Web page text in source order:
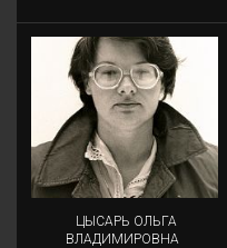
ЦЫСАРЬ ОЛЬГА
ВЛАДИМИРОВНА